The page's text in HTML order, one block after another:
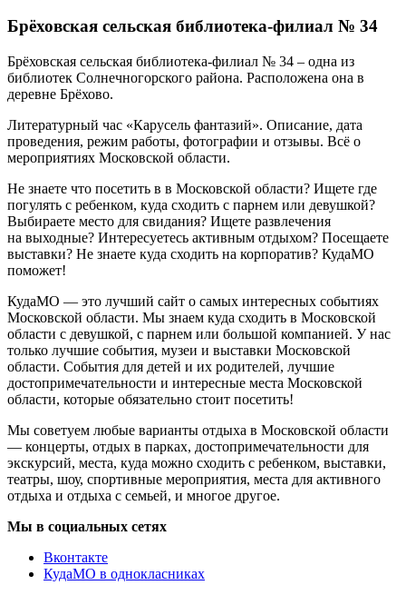
Брёховская сельская библиотека-филиал № 34
Брёховская сельская библиотека-филиал № 34 – одна из
библиотек Солнечногорского района. Расположена она в
деревне Брёхово.
Литературный час «Карусель фантазий». Описание, дата
проведения, режим работы, фотографии и отзывы. Всё о
мероприятиях Московской области.
Не знаете что посетить в в Московской области? Ищете где
погулять с ребенком, куда сходить с парнем или девушкой?
Выбираете место для свидания? Ищете развлечения
на выходные? Интересуетесь активным отдыхом? Посещаете
выставки? Не знаете куда сходить на корпоратив? КудаМО
поможет!
КудаМО — это лучший сайт о самых интересных событиях
Московской области. Мы знаем куда сходить в Московской
области с девушкой, с парнем или большой компанией. У нас
только лучшие события, музеи и выставки Московской
области. События для детей и их родителей, лучшие
достопримечательности и интересные места Московской
области, которые обязательно стоит посетить!
Мы советуем любые варианты отдыха в Московской области
— концерты, отдых в парках, достопримечательности для
экскурсий, места, куда можно сходить с ребенком, выставки,
театры, шоу, спортивные мероприятия, места для активного
отдыха и отдыха с семьей, и многое другое.
Мы в социальных сетях
Вконтакте
КудаМО в однокласниках